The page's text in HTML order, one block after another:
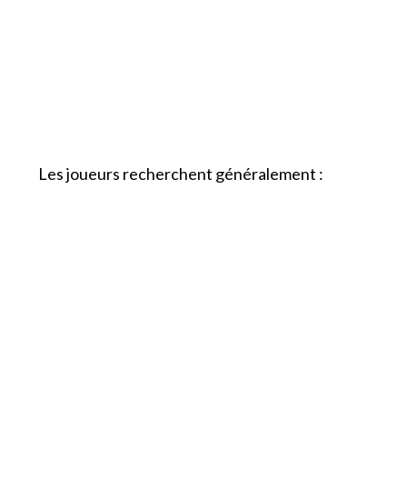
Les joueurs recherchent généralement :